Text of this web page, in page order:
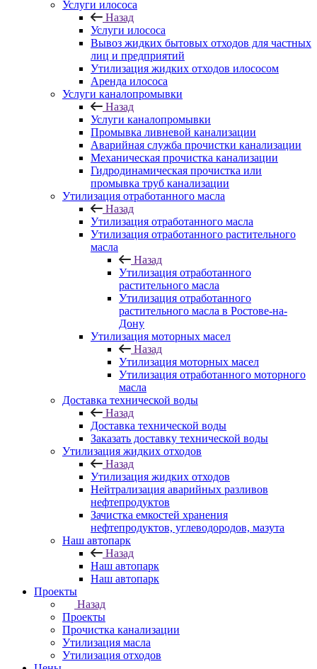
Услуги илососа
Назад
Услуги илососа
Вывоз жидких бытовых отходов для частных
лиц и предприятий
Утилизация жидких отходов илососом
Аренда илососа
Услуги каналопромывки
Назад
Услуги каналопромывки
Промывка ливневой канализации
Аварийная служба прочистки канализации
Механическая прочистка канализации
Гидродинамическая прочистка или
промывка труб канализации
Утилизация отработанного масла
Назад
Утилизация отработанного масла
Утилизация отработанного растительного
масла
Назад
Утилизация отработанного
растительного масла
Утилизация отработанного
растительного масла в Ростове-на-
Дону
Утилизация моторных масел
Назад
Утилизация моторных масел
Утилизация отработанного моторного
масла
Доставка технической воды
Назад
Доставка технической воды
Заказать доставку технической воды
Утилизация жидких отходов
Назад
Утилизация жидких отходов
Нейтрализация аварийных разливов
нефтепродуктов
Зачистка емкостей хранения
нефтепродуктов, углеводородов, мазута
Наш автопарк
Назад
Наш автопарк
Наш автопарк
Проекты
Назад
Проекты
Прочистка канализации
Утилизация масла
Утилизация отходов